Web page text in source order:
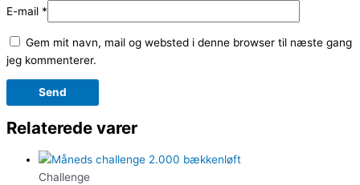
E-mail *
Gem mit navn, mail og websted i denne browser til næste gang
jeg kommenterer.
Relaterede varer
Challenge